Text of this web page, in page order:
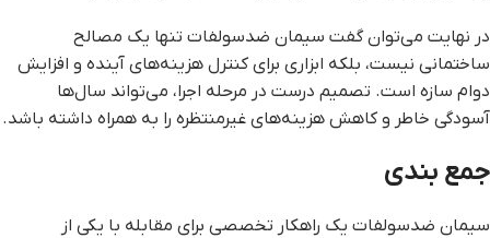
در نهایت می‌توان گفت سیمان ضدسولفات تنها یک مصالح
ساختمانی نیست، بلکه ابزاری برای کنترل هزینه‌های آینده و افزایش
دوام سازه است. تصمیم درست در مرحله اجرا، می‌تواند سال‌ها
آسودگی خاطر و کاهش هزینه‌های غیرمنتظره را به همراه داشته باشد.
جمع بندی
سیمان ضدسولفات یک راهکار تخصصی برای مقابله با یکی از